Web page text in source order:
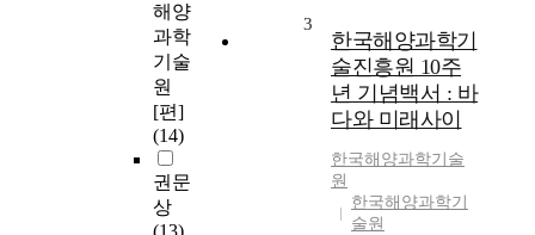
해양
과학
기술
원
[편]
(14)
권문
상
3
한국해양과학기
술진흥원 10주
년 기념백서 : 바
다와 미래사이
한국해양과학기술
원
한국해양과학기
술원